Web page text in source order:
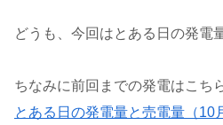
どうも、今回はとある日の発電
ちなみに前回までの発電はこち
とある日の発電量と売電量（10